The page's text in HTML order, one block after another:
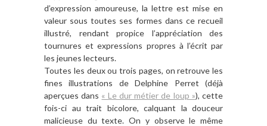
d’expression amoureuse, la lettre est mise en
valeur sous toutes ses formes dans ce recueil
illustré, rendant propice l’appréciation des
tournures et expressions propres à l’écrit par
les jeunes lecteurs.
Toutes les deux ou trois pages, on retrouve les
fines illustrations de Delphine Perret (déjà
aperçues dans « Le dur métier de loup »), cette
fois-ci au trait bicolore, calquant la douceur
malicieuse du texte. On y observe le même